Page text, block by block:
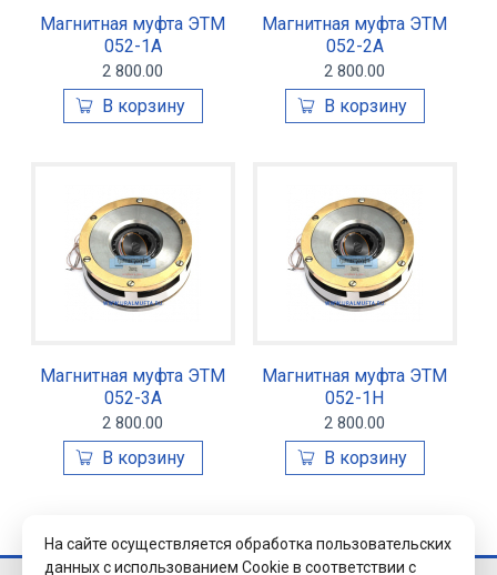
Магнитная муфта ЭТМ
052-1А
2 800.00
Магнитная муфта ЭТМ
052-2А
2 800.00
Магнитная муфта ЭТМ
052-3А
2 800.00
Магнитная муфта ЭТМ
052-1Н
2 800.00
На сайте осуществляется обработка пользовательских
данных с использованием Cookie в соответствии с